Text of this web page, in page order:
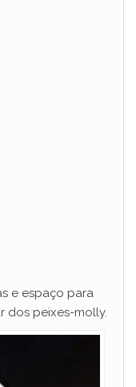
e espaço para
dos peixes-molly.